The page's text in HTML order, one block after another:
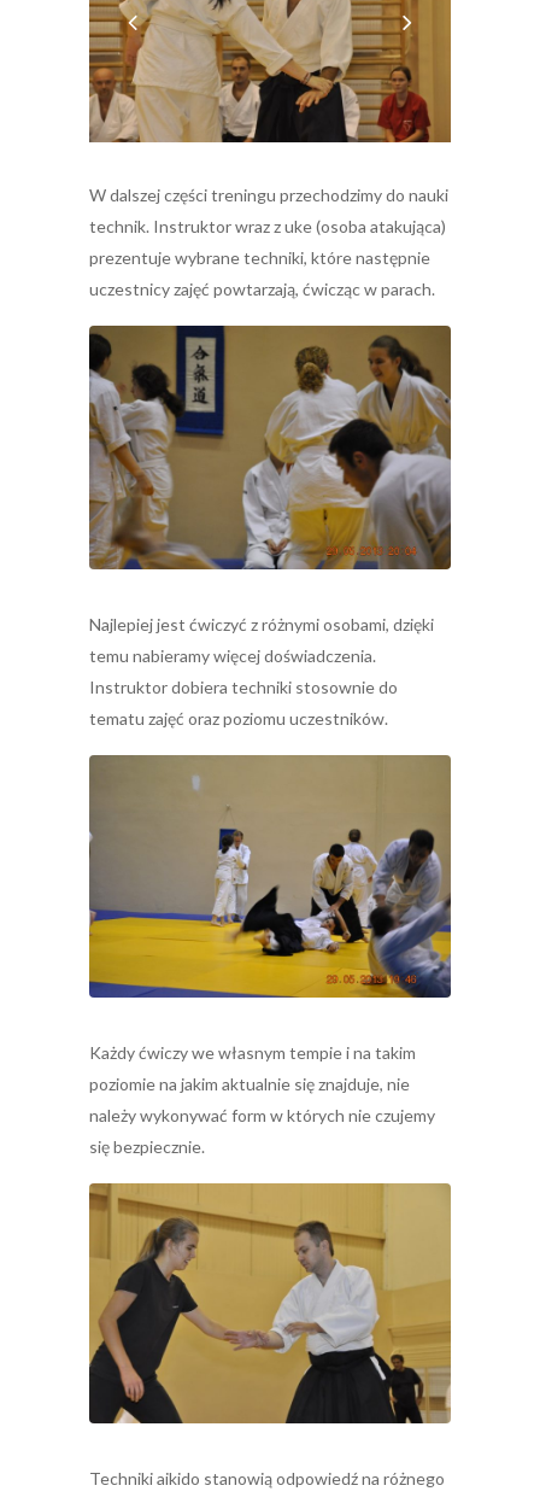
W dalszej części treningu przechodzimy do nauki
technik. Instruktor wraz z uke (osoba atakująca)
prezentuje wybrane techniki, które następnie
uczestnicy zajęć powtarzają, ćwicząc w parach.
Najlepiej jest ćwiczyć z różnymi osobami, dzięki
temu nabieramy więcej doświadczenia.
Instruktor dobiera techniki stosownie do
tematu zajęć oraz poziomu uczestników.
Każdy ćwiczy we własnym tempie i na takim
poziomie na jakim aktualnie się znajduje, nie
należy wykonywać form w których nie czujemy
się bezpiecznie.
Techniki aikido stanowią odpowiedź na różnego